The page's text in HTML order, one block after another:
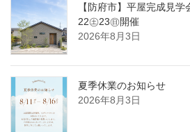
【防府市】平屋完成見
22㊏23㊐開催
2026年8月3日
夏季休業のお知らせ
2026年8月3日